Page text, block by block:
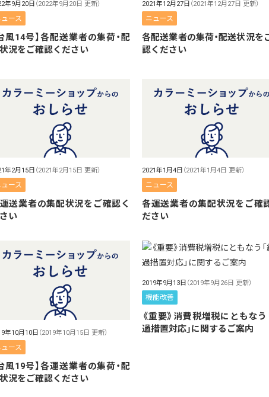
年9月20日 （2022年9月20日 更新）
ュース
風14号】各配送業者の集荷・配
況をご確認ください
2021年12月27日 （2021年12月27日 更新）
ニュース
各配送業者の集荷・配送状況を
認ください
年2月15日 （2021年2月15日 更新）
ュース
送業者の集配状況をご確認く
い
2021年1月4日 （2021年1月4日 更新）
ニュース
各運送業者の集配状況をご確
ださい
年10月10日 （2019年10月15日 更新）
ース
風19号】各運送業者の集荷・配
況をご確認ください
2019年9月13日 （2019年9月26日 更新）
機能改善
《重要》消費税増税にともなう
過措置対応」に関するご案内